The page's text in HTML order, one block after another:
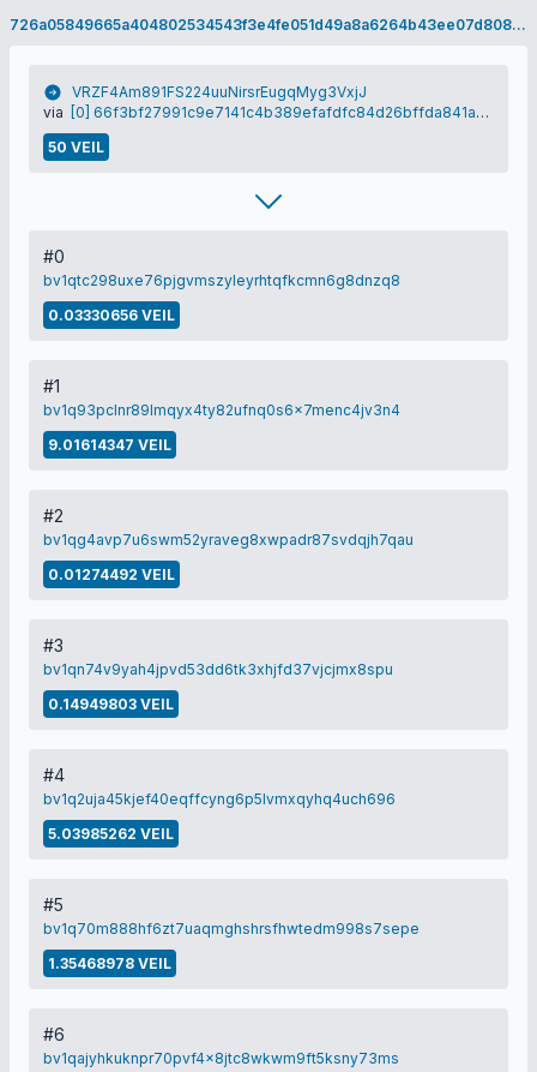
726a05849665a404802534543f3e4fe051d49a8a6264b43ee07d8080e1712b2b
VRZF4Am891FS224uuNirsrEugqMyg3VxjJ
via
[0] 66f3bf27991c9e7141c4b389efafdfc84d26bffda841a97a8dcb712068cb0fca
50 VEIL
#0
bv1qtc298uxe76pjgvmszyleyrhtqfkcmn6g8dnzq8
0.03330656 VEIL
#1
bv1q93pclnr89lmqyx4ty82ufnq0s6x7menc4jv3n4
9.01614347 VEIL
#2
bv1qg4avp7u6swm52yraveg8xwpadr87svdqjh7qau
0.01274492 VEIL
#3
bv1qn74v9yah4jpvd53dd6tk3xhjfd37vjcjmx8spu
0.14949803 VEIL
#4
bv1q2uja45kjef40eqffcyng6p5lvmxqyhq4uch696
5.03985262 VEIL
#5
bv1q70m888hf6zt7uaqmghshrsfhwtedm998s7sepe
1.35468978 VEIL
#6
bv1qajyhkuknpr70pvf4x8jtc8wkwm9ft5ksny73ms